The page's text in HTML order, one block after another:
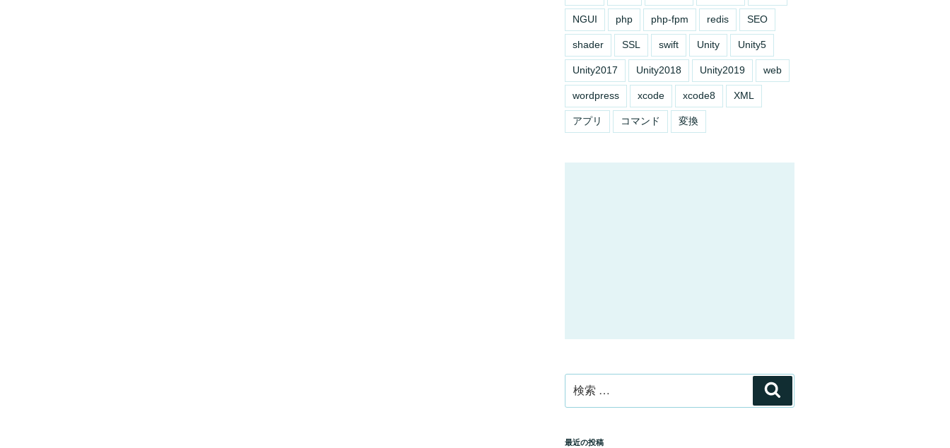
NGUI php php-fpm redis SEO
shader SSL swift Unity Unity5
Unity2017 Unity2018 Unity2019 web
wordpress xcode xcode8 XML
アプリ コマンド 変換
索:
索
最近の投稿